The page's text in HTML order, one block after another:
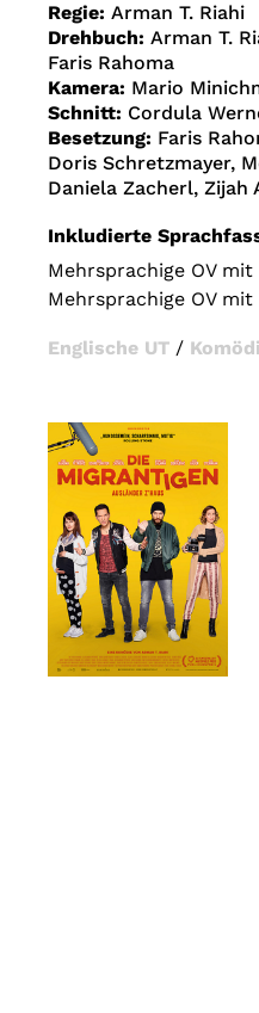
Regie: Arman T. Riahi
Drehbuch: Arman T.
Faris Rahoma
Kamera: Mario
Schnitt: Cordula
Besetzung: Faris
Doris Schretzmayer,
Daniela Zacherl, Zijah
Inkludierte
Mehrsprachige OV
Mehrsprachige OV mit
Englische UT /